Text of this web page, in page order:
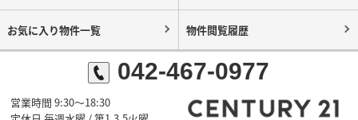
お気に入り物件一覧 物件閲覧履歴
042-467-0977
営業時間 9:30～18:30